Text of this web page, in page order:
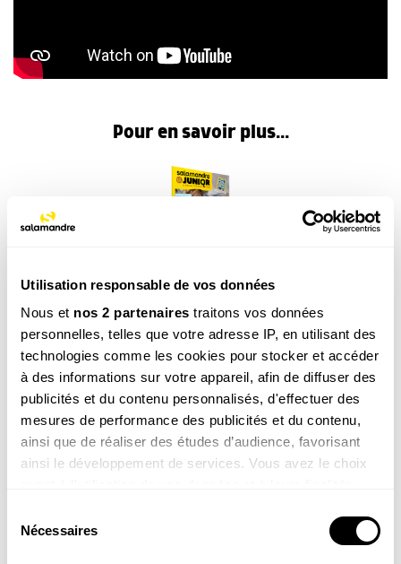
Utilisation responsable de vos données
Nous et nos 2 partenaires traitons vos données
personnelles, telles que votre adresse IP, en utilisant des
technologies comme les cookies pour stocker et accéder
à des informations sur votre appareil, afin de diffuser des
publicités et du contenu personnalisés, d'effectuer des
mesures de performance des publicités et du contenu,
ainsi que de réaliser des études d’audience, favorisant
ainsi le développement de services. Vous avez le choix
tout moment en consultant la Déclaration relative aux
cookies ou en cliquant sur l'icône de confidentialité.
Nécessaires
Pour en savoir plus...
Abonnement 1 an Salamandre Junior (8-12
ans)
29.00€
COMMANDER
La newsletter nature qui fait du bien !